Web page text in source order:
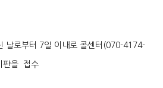
날로부터 7일 이내로 콜센터(070-4174-
판을 접수